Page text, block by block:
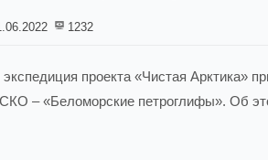
1232
проекта «Чистая Арктика»
– «Беломорские петроглифы». Об